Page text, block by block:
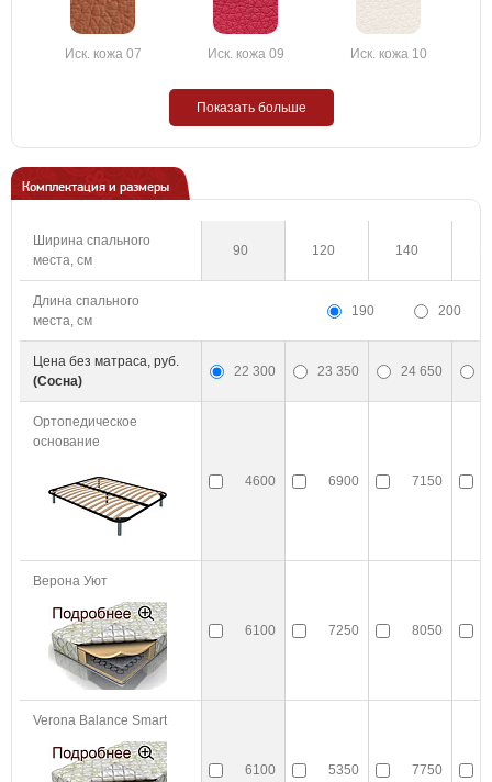
Иск. кожа 07 Иск. кожа 09 Иск. кожа 10
Показать больше
Комплектация и размеры
Ширина спального
места, см
90 120 140
Длина спального
места, см
190 200
Цена без матраса, руб.
(Сосна)
22 300 23 350 24 650
Ортопедическое
основание
4600 6900 7150
Верона Уют
6100 7250 8050
Verona Balance Smart
6100 5350 7750